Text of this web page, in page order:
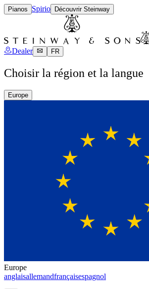
Pianos Spirio Découvrir Steinway
Dealer FR
Choisir la région et la langue
Europe
Europe
anglaisallemandfrançaisespagnol